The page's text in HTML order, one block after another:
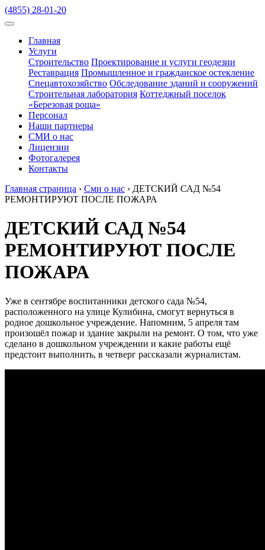
(4855) 28-01-20
Главная
Услуги
Строительство Проектирование и услуги геодезии
Реставрация Промышленное и гражданское остекление
Спецавтохозяйство Обследование зданий и сооружений
Строительная лаборатория Коттеджный поселок
«Березовая роща»
Персонал
Наши партнеры
СМИ о нас
Лицензии
Фотогалерея
Контакты
Главная страница › Сми о нас › ДЕТСКИЙ САД №54
РЕМОНТИРУЮТ ПОСЛЕ ПОЖАРА
ДЕТСКИЙ САД №54
РЕМОНТИРУЮТ ПОСЛЕ
ПОЖАРА
Уже в сентябре воспитанники детского сада №54,
расположенного на улице Кулибина, смогут вернуться в
родное дошкольное учреждение. Напомним, 5 апреля там
произошёл пожар и здание закрыли на ремонт. О том, что уже
сделано в дошкольном учреждении и какие работы ещё
предстоит выполнить, в четверг рассказали журналистам.